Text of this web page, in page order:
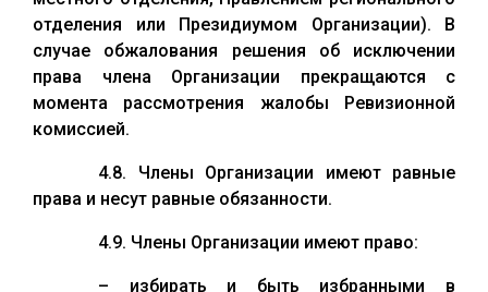
отделения или Президиумом Организации). В
случае обжалования решения об исключении
права члена Организации прекращаются с
момента рассмотрения жалобы Ревизионной
комиссией.
4.8. Члены Организации имеют равные
права и несут равные обязанности.
4.9. Члены Организации имеют право:
– избирать и быть избранными в